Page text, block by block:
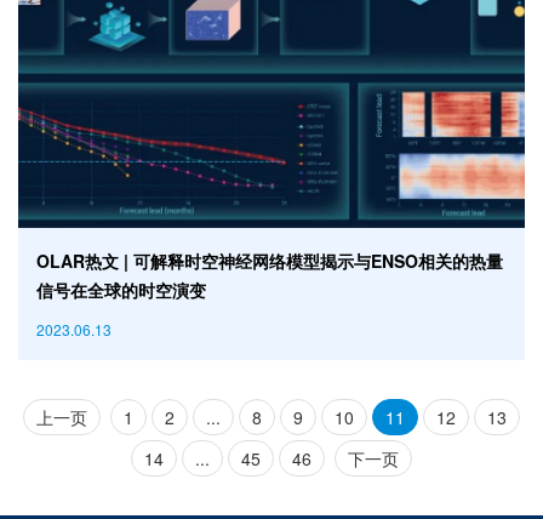
OLAR热文 | 可解释时空神经网络模型揭示与ENSO相关的热量
信号在全球的时空演变
2023.06.13
上一页 1 2 ... 8 9 10 11 12
13
14
... 45 46 下一页